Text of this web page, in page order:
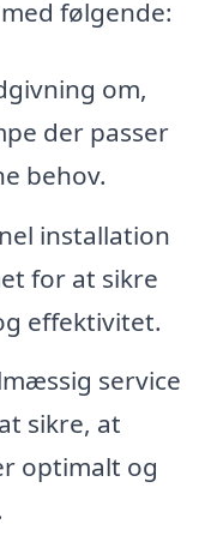
følgende:
om,
der passer
behov.
installation
for at sikre
effektivitet.
service
sikre, at
optimalt og